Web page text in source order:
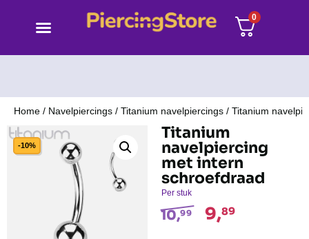
0
Home / Navelpiercings / Titanium navelpiercings / Titanium
-10%
Titanium
navelpiercing
met intern
schroefdraad
Per stuk
10,99 9,89